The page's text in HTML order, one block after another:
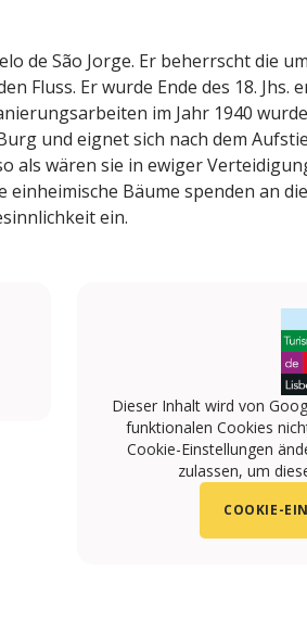
de São Jorge. Er beherrscht die
Fluss. Er wurde Ende des 18. Jhs.
im Jahr 1940
und eignet sich nach dem
als wären sie in ewiger
Bäume spenden an
ein.
Dieser Inhalt wird von
funktionalen Cookies
Cookie-Einstellungen
zulassen, um
COOKIE-